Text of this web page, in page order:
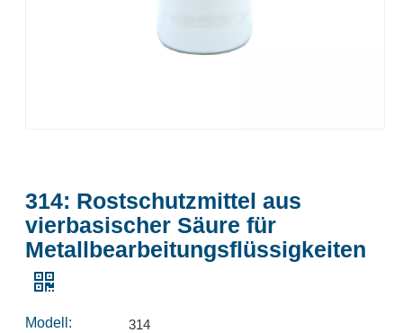
768: Rostschutzmittel für Luftwärmepumpen für Schneidflüssigkeiten/Metallbearbeitungsflüssigkeiten
erkundigen
314: Rostschutzmittel aus
vierbasischer Säure für
Metallbearbeitungsflüssigkeiten
Modell:
314